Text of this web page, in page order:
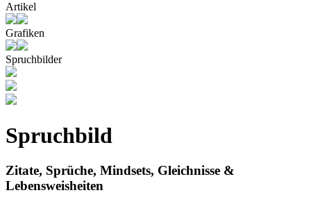
Artikel
Grafiken
Spruchbilder
Spruchbild
Zitate, Sprüche, Mindsets, Gleichnisse &
Lebensweisheiten